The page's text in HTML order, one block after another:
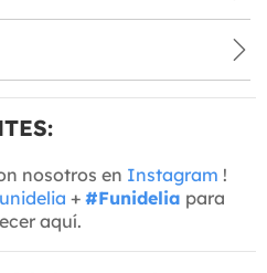
nosotros en Instagram !
+ #Funidelia para
aquí.